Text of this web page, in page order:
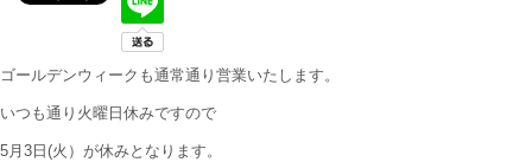
ゴールデンウィークも通常通り営業いたします。
いつも通り火曜日休みですので
5月3日(火）が休みとなります。